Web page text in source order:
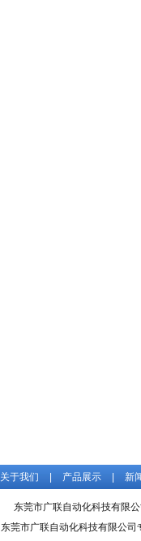
关于我们 产品展示 新
东莞市广联自动化科技有限
东莞市广联自动化科技有限公司